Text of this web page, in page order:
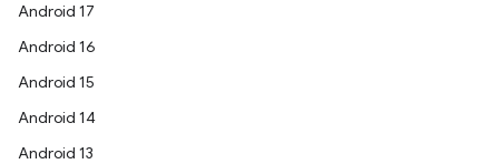
Android 17
Android 16
Android 15
Android 14
Android 13